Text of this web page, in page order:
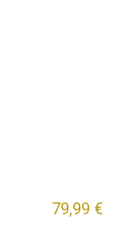
79,99 €